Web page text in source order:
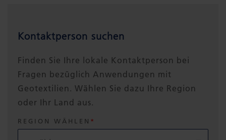
Kontaktperson suchen
Finden Sie Ihre lokale Kontaktperson bei
Fragen bezüglich Anwendungen mit
Geotextilien. Wählen Sie dazu Ihre Region
oder Ihr Land aus.
REGION WÄHLEN